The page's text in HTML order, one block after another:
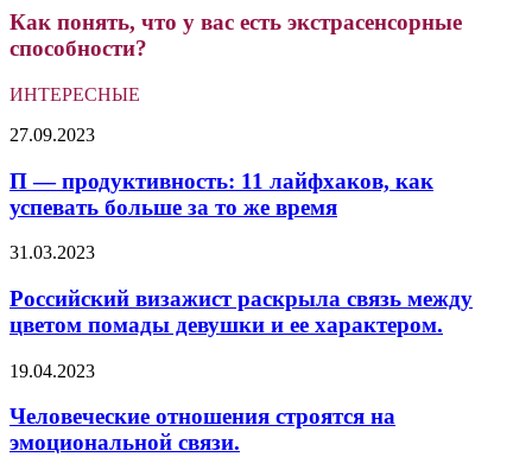
Как понять, что у вас есть экстрасенсорные
способности?
ИНТЕРЕСНЫЕ
П
продуктивность:
11
лайфхаков,
успевать
за
то
время
27.09.2023
П — продуктивность: 11 лайфхаков, как
успевать больше за то же время
Российский
раскрыла
связь
между
помады
и
ее
31.03.2023
Российский визажист раскрыла связь между
цветом помады девушки и ее характером.
Человеческие
строятся
эмоциональной
19.04.2023
Человеческие отношения строятся на
эмоциональной связи.